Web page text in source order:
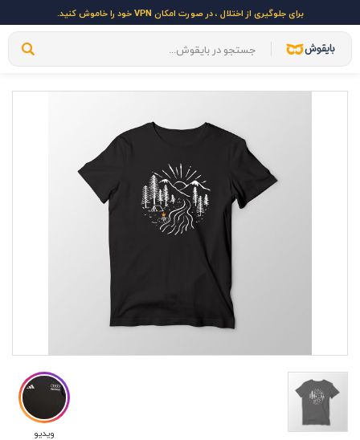
برای جلوگیری از اختلال ، در صورت امکان VPN خود را خاموش کنید.
ویدیو